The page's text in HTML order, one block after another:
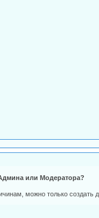
или Модератора?
можно только создать